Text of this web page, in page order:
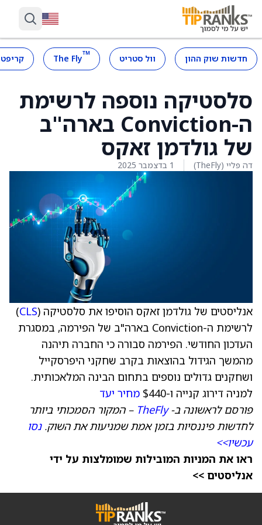
חדשות שוק ההון וול סטריט ™
The Fly
סלסטיקה נוספה לרשימת
ה-Conviction בארה"ב
של גולדמן זאקס
דה פליי (TheFly) 1 בדצמבר 2025
אנליסטים של גולדמן זאקס הוסיפו את סלסטיקה (CLS
)
לרשימת ה-Conviction בארה"ב של הפירמה, במסגרת
העדכון החודשי. הפירמה סבורה כי החברה תיהנה
מהמשך הגידול בהוצאות בקרב שחקני היפרסקייל
ושחקנים גדולים נוספים בתחום הבינה המלאכותית.
למניה דירוג קנייה ו-$440
מחיר יעד
פורסם לראשונה ב-TheFly – המקור הסמכותי ביותר
לחדשות פיננסיות בזמן אמת שמניעות את השוק.נסו
עכשיו>>
ראו את המניות המובילות שמומלצות על ידי
אנליסטים >>